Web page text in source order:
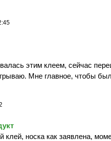
этим клеем, сейчас
Мне главное, чтобы
носка как заявлена,